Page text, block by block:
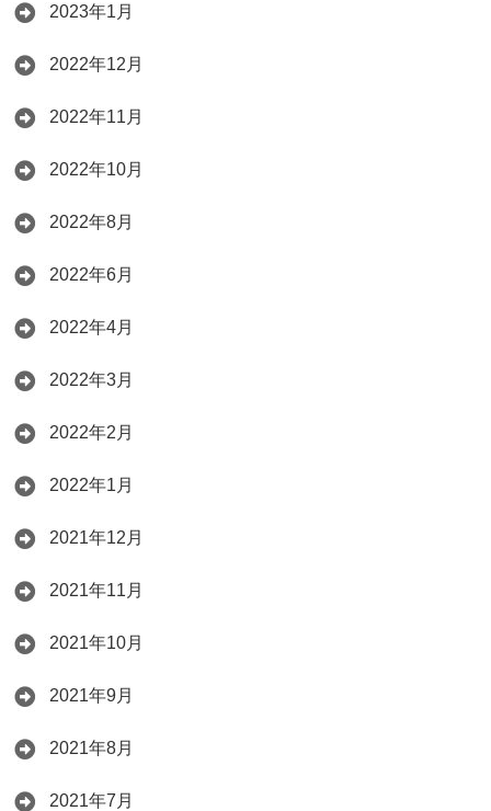
2023年1月
2022年12月
2022年11月
2022年10月
2022年8月
2022年6月
2022年4月
2022年3月
2022年2月
2022年1月
2021年12月
2021年11月
2021年10月
2021年9月
2021年8月
2021年7月